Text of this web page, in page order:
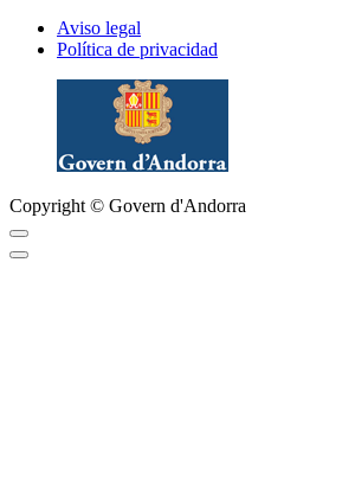
Aviso legal
Política de privacidad
Copyright © Govern d'Andorra